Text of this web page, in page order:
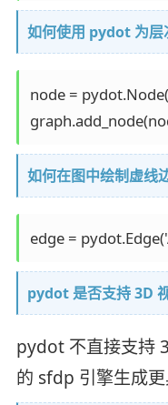
如何使用 pydot 为层
node =
如何在图中绘制虚线
edge =
pydot 是否支持 3D
pydot 不直接支持
的 sfdp 引擎生成更